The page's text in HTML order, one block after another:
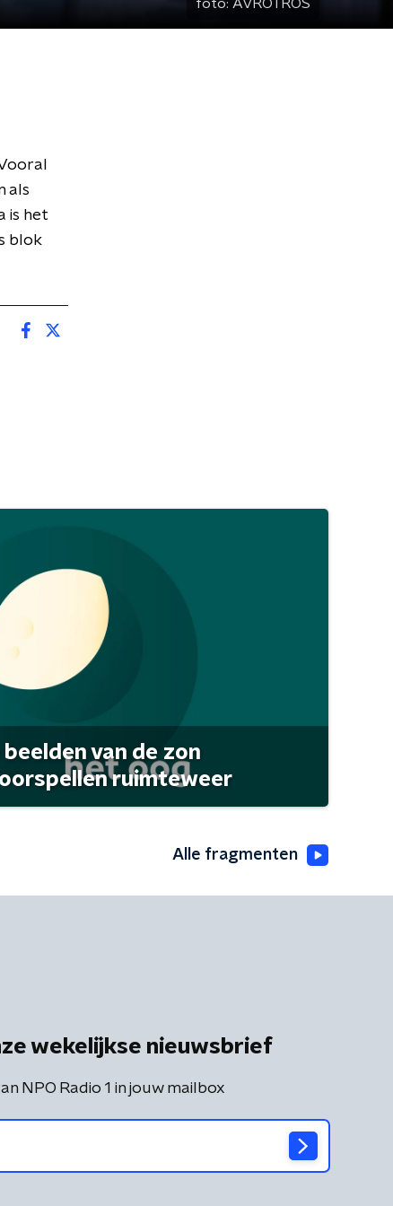
foto: AVROTROS
als
is het
blok
van de zon
ruimteweer
Alle fragmenten
wekelijkse nieuwsbrief
NPO Radio 1 in jouw mailbox